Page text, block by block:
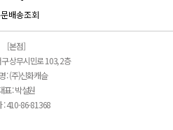
배송조회
[본점]
상무시민로 103, 2층
: (주)신화캐슬
표 : 박설원
: 410-86-81368